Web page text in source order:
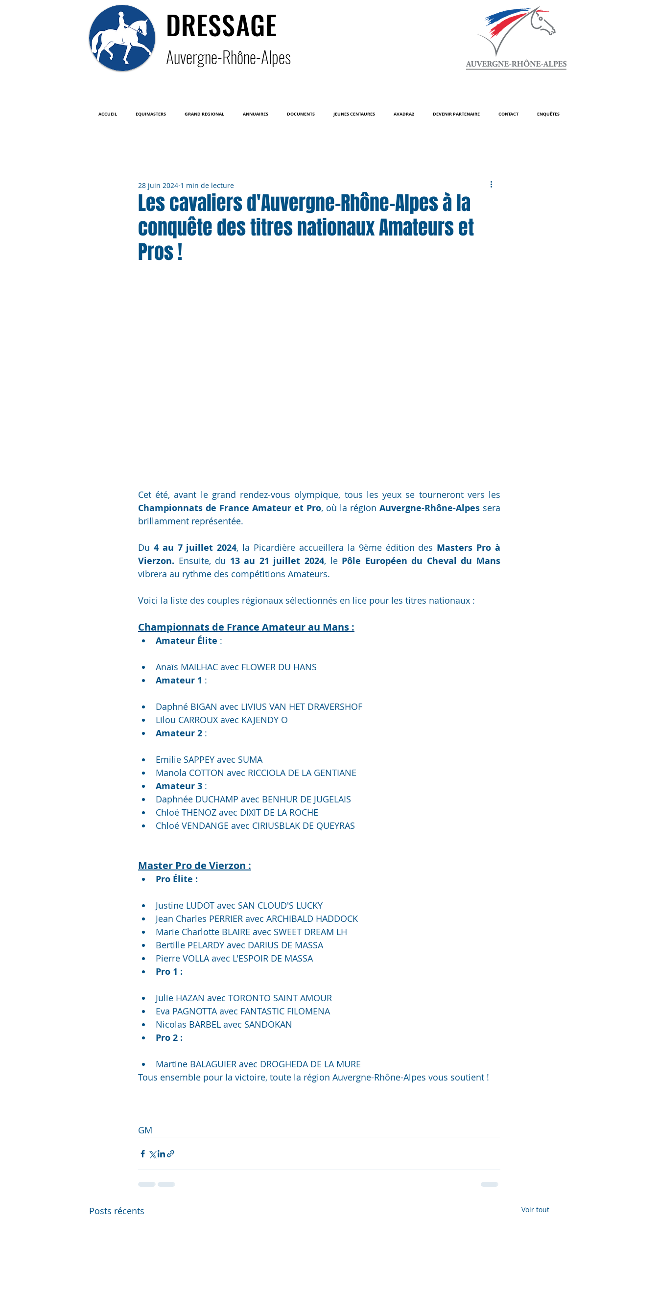
DRESSAGE
Auvergne-Rhône-Alpes
ACCUEIL EQUIMASTERS GRAND REGIONAL ANNUAIRES DOCUMENTS JEUNES CENTAURES AVADRA2 DEVENIR PARTENAIRE CONTACT ENQUÊTES
Les cavaliers d'Auvergne-Rhône-Alpes à la
conquête des titres nationaux Amateurs et
Pros !
28 juin 2024 1 min de lecture
Championnats de France Amateur et Pro, où la région Auvergne-Rhône-Alpes sera
brillamment représentée.
Du 4 au 7 juillet 2024, la Picardière accueillera la 9ème édition des Masters Pro à
Vierzon. Ensuite, du 13 au 21 juillet 2024, le
vibrera au rythme des compétitions Amateurs.
Voici la liste des couples régionaux sélectionnés en lice pour les titres nationaux :
Championnats de France Amateur au Mans :
Amateur Élite :
Anaïs MAILHAC avec FLOWER DU HANS
Amateur 1 :
Daphné BIGAN avec LIVIUS VAN HET DRAVERSHOF
Lilou CARROUX avec KAJENDY O
Amateur 2 :
Emilie SAPPEY avec SUMA
Manola COTTON avec RICCIOLA DE LA GENTIANE
Amateur 3 :
Daphnée DUCHAMP avec BENHUR DE JUGELAIS
Chloé THENOZ avec DIXIT DE LA ROCHE
Chloé VENDANGE avec CIRIUSBLAK DE QUEYRAS
Master Pro de Vierzon :
Pro Élite :
Justine LUDOT avec SAN CLOUD'S LUCKY
Jean Charles PERRIER avec ARCHIBALD HADDOCK
Marie Charlotte BLAIRE avec SWEET DREAM LH
Bertille PELARDY avec DARIUS DE MASSA
Pierre VOLLA avec L'ESPOIR DE MASSA
Pro 1 :
Julie HAZAN avec TORONTO SAINT AMOUR
Eva PAGNOTTA avec FANTASTIC FILOMENA
Nicolas BARBEL avec SANDOKAN
Pro 2 :
Martine BALAGUIER avec DROGHEDA DE LA MURE
Tous ensemble pour la victoire, toute la région Auvergne-Rhône-Alpes vous soutient !
GM
Posts récents Voir tout